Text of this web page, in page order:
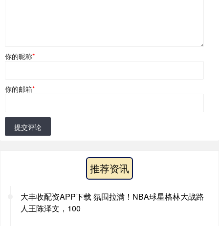
你的昵称*
你的邮箱*
提交评论
推荐资讯
大丰收配资APP下载 氛围拉满！NBA球星格林大战路
人王陈泽文，100